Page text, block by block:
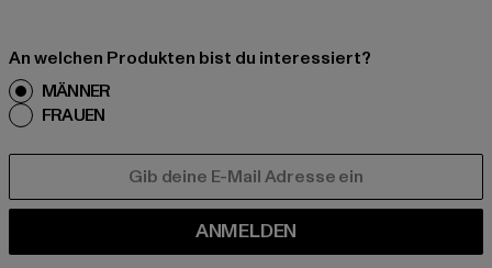
An welchen Produkten bist du interessiert?
MÄNNER
FRAUEN
ANMELDEN